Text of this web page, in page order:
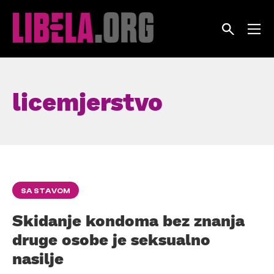
licemjerstvo
SA STAVOM
Skidanje kondoma bez znanja
druge osobe je seksualno
nasilje